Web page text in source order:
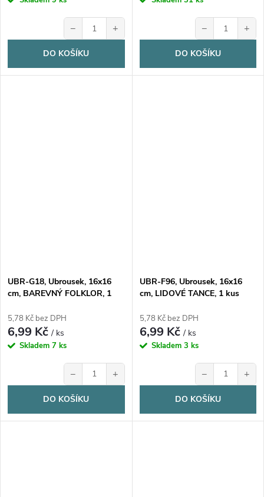
− +
DO KOŠÍKU
− +
DO KOŠÍKU
UBR-G18, Ubrousek, 16x16
cm, BAREVNÝ FOLKLOR, 1
5,78 Kč bez DPH
6,99 Kč/ ks
Skladem 7 ks
− +
DO KOŠÍKU
UBR-F96, Ubrousek, 16x16
cm, LIDOVÉ TANCE, 1 kus
5,78 Kč bez DPH
6,99 Kč/ ks
Skladem 3 ks
− +
DO KOŠÍKU